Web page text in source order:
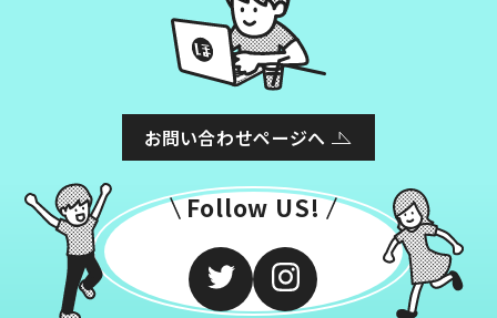
お問い合わせページへ
Follow US!